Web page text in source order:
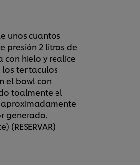
unos cuantos
presión 2 litros de
hielo y realice
los tentaculos
el bowl con
toalmente el
aproximadamente
generado.